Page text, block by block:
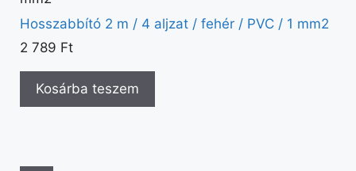
Hosszabbító 2 m / 4 aljzat / fehér / PVC / 1 mm2
2 789 Ft
Kosárba teszem